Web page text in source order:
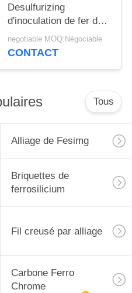
Desulfurizing
d'inoculation de fer du
baryum FeBa20Si45 de
silicium
negotiable MOQ:Négociable
CONTACT
Tous
Alliage de Fesimg
Briquettes de
ferrosilicium
Fil creusé par alliage
Carbone Ferro
Chrome